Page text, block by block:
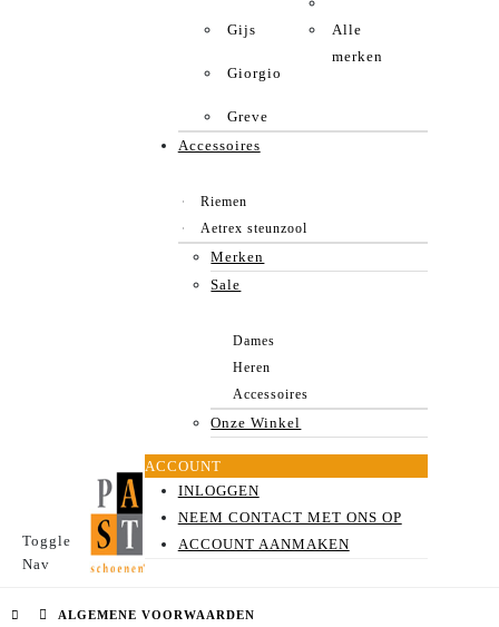
Toggle
Nav
Gijs
Giorgio
Greve
Alle
merken
Accessoires
Riemen
Aetrex steunzool
Merken
Sale
Dames
Heren
Accessoires
Onze Winkel
ACCOUNT
INLOGGEN
NEEM CONTACT MET ONS OP
ACCOUNT AANMAKEN
ALGEMENE VOORWAARDEN